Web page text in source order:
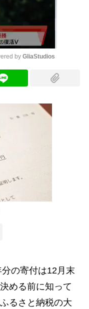
by GliaStudios
の寄付は12月末
める前に知って
るさと納税の大